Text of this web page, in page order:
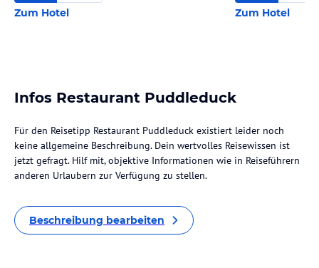
Zum Hotel Zum Hotel
Infos Restaurant Puddleduck
Für den Reisetipp Restaurant Puddleduck existiert leider noch
keine allgemeine Beschreibung. Dein wertvolles Reisewissen ist
jetzt gefragt. Hilf mit, objektive Informationen wie in Reiseführern
anderen Urlaubern zur Verfügung zu stellen.
Beschreibung bearbeiten